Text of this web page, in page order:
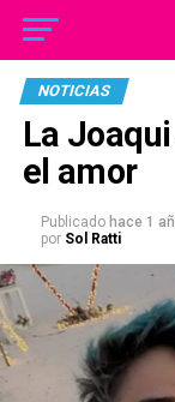
NOTICIAS
La
el amor
Publicado hace 1
por Sol Ratti